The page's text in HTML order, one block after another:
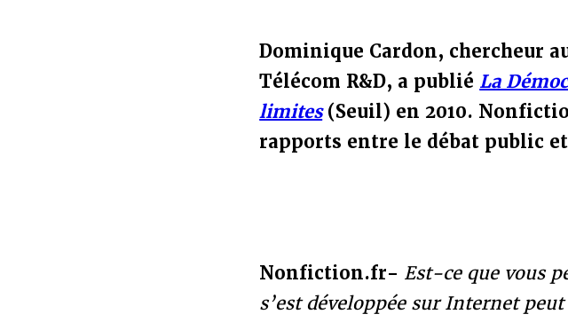
Dominique Cardon, chercheur
Télécom R&D, a publié La
limites(Seuil) en 2010.
rapports entre le débat public
Nonfiction.fr- Est-ce que vous
s’est développée sur Internet peut